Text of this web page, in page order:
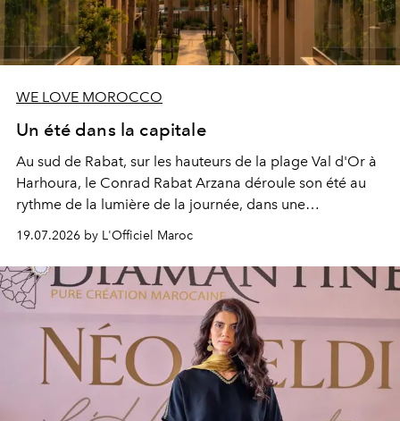
WE LOVE MOROCCO
Un été dans la capitale
Au sud de Rabat, sur les hauteurs de la plage Val d'Or à
Harhoura, le Conrad Rabat Arzana déroule son été au
rythme de la lumière de la journée, dans une
programmation pensée comme une succession de
rendez-vous avec l’océan.
19.07.2026 by L'Officiel Maroc